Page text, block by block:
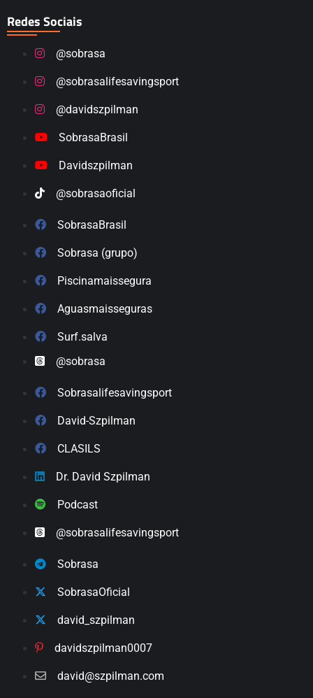
Redes Sociais
@sobrasa
@sobrasalifesavingsport
@davidszpilman
SobrasaBrasil
Davidszpilman
@sobrasaoficial
SobrasaBrasil
Sobrasa (grupo)
Piscinamaissegura
Aguasmaisseguras
Surf.salva
@sobrasa
Sobrasalifesavingsport
David-Szpilman
CLASILS
Dr. David Szpilman
Podcast
@sobrasalifesavingsport
Sobrasa
SobrasaOficial
david_szpilman
davidszpilman0007
david@szpilman.com